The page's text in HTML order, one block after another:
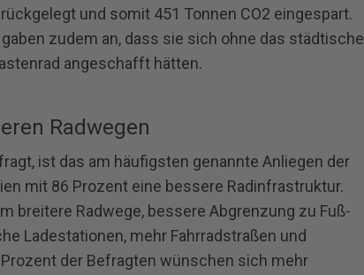
und somit 451 Tonnen CO2 eingespart.
zudem an, dass sie sich ohne das städtische
angeschafft hätten.
Radwegen
ist das am häufigsten genannte Anliegen der
mit 86 Prozent eine bessere Radinfrastruktur.
breitere Radwege, bessere Abgrenzung zu Fuß‐
Ladestationen, mehr Fahrradstraßen und
der Befragten wünschen sich mehr